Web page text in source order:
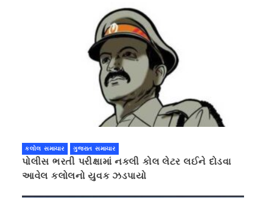
કલોલ સમાચાર ગુજરાત સમાચાર
પોલીસ ભરતી પરીક્ષામાં નકલી કોલ લેટર લઈને દોડવા
આવેલ કલોલનો યુવક ઝડપાયો